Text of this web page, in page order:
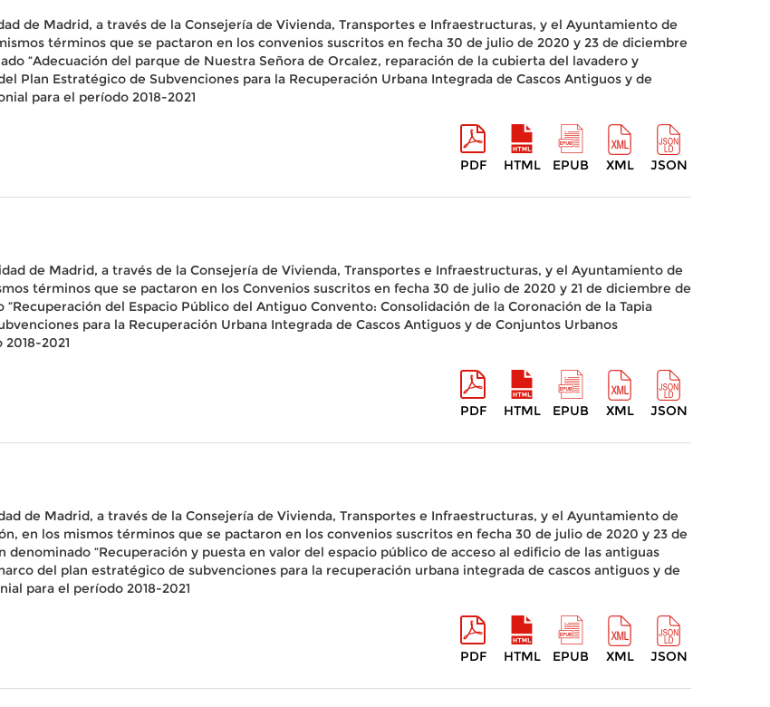
de Madrid, a través de la Consejería de Vivienda, Transportes e Infraestructuras, y el Ayuntamiento de
términos que se pactaron en los convenios suscritos en fecha 30 de julio de 2020 y 23 de diciembre
“Adecuación del parque de Nuestra Señora de Orcalez, reparación de la cubierta del lavadero y
Plan Estratégico de Subvenciones para la Recuperación Urbana Integrada de Cascos Antiguos y de
para el período 2018-2021
PDF HTML EPUB XML JSON
de Madrid, a través de la Consejería de Vivienda, Transportes e Infraestructuras, y el Ayuntamiento de
términos que se pactaron en los Convenios suscritos en fecha 30 de julio de 2020 y 21 de diciembre de
del Espacio Público del Antiguo Convento: Consolidación de la Coronación de la Tapia
para la Recuperación Urbana Integrada de Cascos Antiguos y de Conjuntos Urbanos
2021
PDF HTML EPUB XML JSON
de Madrid, a través de la Consejería de Vivienda, Transportes e Infraestructuras, y el Ayuntamiento de
en los mismos términos que se pactaron en los convenios suscritos en fecha 30 de julio de 2020 y 23 de
“Recuperación y puesta en valor del espacio público de acceso al edificio de las antiguas
del plan estratégico de subvenciones para la recuperación urbana integrada de cascos antiguos y de
para el período 2018-2021
PDF HTML EPUB XML JSON